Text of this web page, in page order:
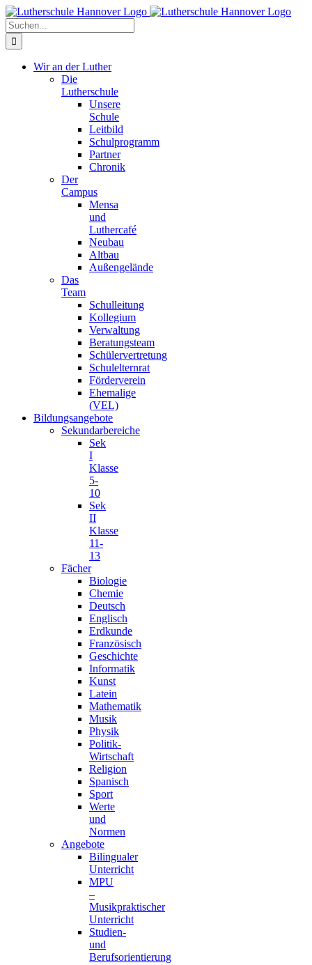
Zum
Inhalt
springen
Facebook
X
Instagram
Pinterest
Suche
nach:
Wir an der Luther
Die
Lutherschule
Unsere
Schule
Leitbild
Schulprogramm
Partner
Chronik
Der
Campus
Mensa
und
Luthercafé
Neubau
Altbau
Außengelände
Das
Team
Schulleitung
Kollegium
Verwaltung
Beratungsteam
Schülervertretung
Schulelternrat
Förderverein
Ehemalige
(VEL)
Bildungsangebote
Sekundarbereiche
Sek
I
Klasse
5-
10
Sek
II
Klasse
11-
13
Fächer
Biologie
Chemie
Deutsch
Englisch
Erdkunde
Französisch
Geschichte
Informatik
Kunst
Latein
Mathematik
Musik
Physik
Politik-
Wirtschaft
Religion
Spanisch
Sport
Werte
und
Normen
Angebote
Bilingualer
Unterricht
MPU
–
Musikpraktischer
Unterricht
Studien-
und
Berufsorientierung